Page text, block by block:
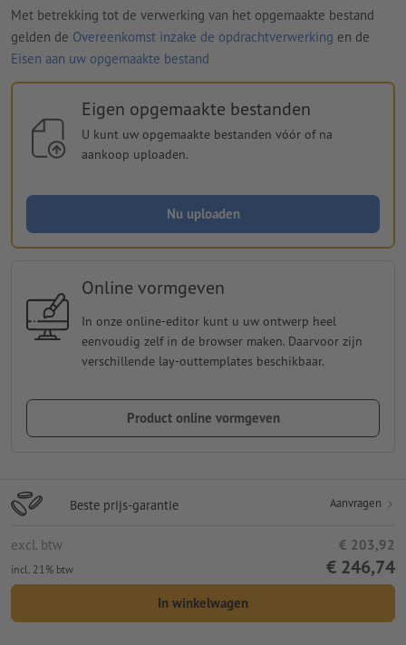
Met betrekking tot de verwerking van het opgemaakte bestand
gelden de Overeenkomst inzake de opdrachtverwerking en de
Eisen aan uw opgemaakte bestand
Eigen opgemaakte bestanden
U kunt uw opgemaakte bestanden vóór of na
aankoop uploaden.
Nu uploaden
Online vormgeven
In onze online-editor kunt u uw ontwerp heel
eenvoudig zelf in de browser maken. Daarvoor zijn
verschillende lay-outtemplates beschikbaar.
Product online vormgeven
Beste prijs-garantie Aanvragen
excl. btw € 203,92
incl. 21% btw € 246,74
In winkelwagen